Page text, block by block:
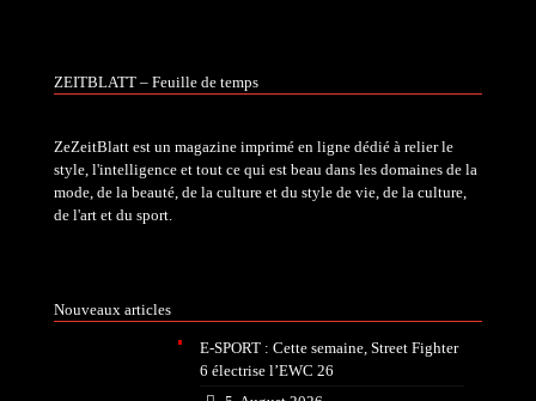
ZEITBLATT – Feuille de temps
ZeZeitBlatt est un magazine imprimé en ligne dédié à relier le
style, l'intelligence et tout ce qui est beau dans les domaines de la
mode, de la beauté, de la culture et du style de vie, de la culture,
de l'art et du sport.
Nouveaux articles
E-SPORT : Cette semaine, Street Fighter
6 électrise l’EWC 26